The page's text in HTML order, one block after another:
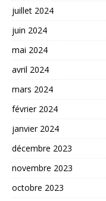
juillet 2024
juin 2024
mai 2024
avril 2024
mars 2024
février 2024
janvier 2024
décembre 2023
novembre 2023
octobre 2023